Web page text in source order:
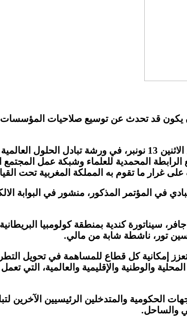
يكون قد تحدث عن توسيع صلاحيات المؤسسات
وذكر بلاغ للرابطة، أن الأمين العام، الذي كان قد قدم مداخلة أول
غرار ما تقوم به المملكة المغربية تحت
المؤتمر المذكور، منشور في البوابة
سيناتورة كندية بمنطقة كولومبيا
تور، ناشطة شابة من مالي.
إمكانية كل قطاع للمساهمة في تحويل
والوطنية والإقليمية والعالمية، التي
الحكومية والمتدخلين الرئيسيين الآخرين
والساحل.